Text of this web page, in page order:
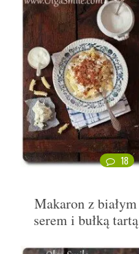
18
Makaron z białym
serem i bułką tartą